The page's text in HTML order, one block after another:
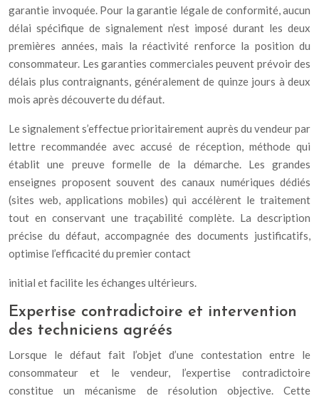
garantie invoquée. Pour la garantie légale de conformité, aucun
délai spécifique de signalement n’est imposé durant les deux
premières années, mais la réactivité renforce la position du
consommateur. Les garanties commerciales peuvent prévoir des
délais plus contraignants, généralement de quinze jours à deux
mois après découverte du défaut.
Le signalement s’effectue prioritairement auprès du vendeur par
lettre recommandée avec accusé de réception, méthode qui
établit une preuve formelle de la démarche. Les grandes
enseignes proposent souvent des canaux numériques dédiés
(sites web, applications mobiles) qui accélèrent le traitement
tout en conservant une traçabilité complète. La description
précise du défaut, accompagnée des documents justificatifs,
optimise l’efficacité du premier contact
initial et facilite les échanges ultérieurs.
Expertise contradictoire et intervention
des techniciens agréés
Lorsque le défaut fait l’objet d’une contestation entre le
consommateur et le vendeur, l’expertise contradictoire
constitue un mécanisme de résolution objective. Cette